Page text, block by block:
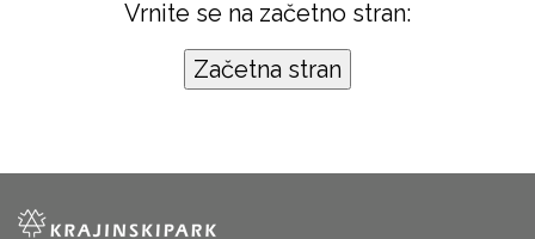
Vrnite se na začetno stran: